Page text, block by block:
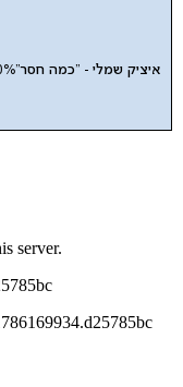
איציק שמלי - "כמה חסר"0%